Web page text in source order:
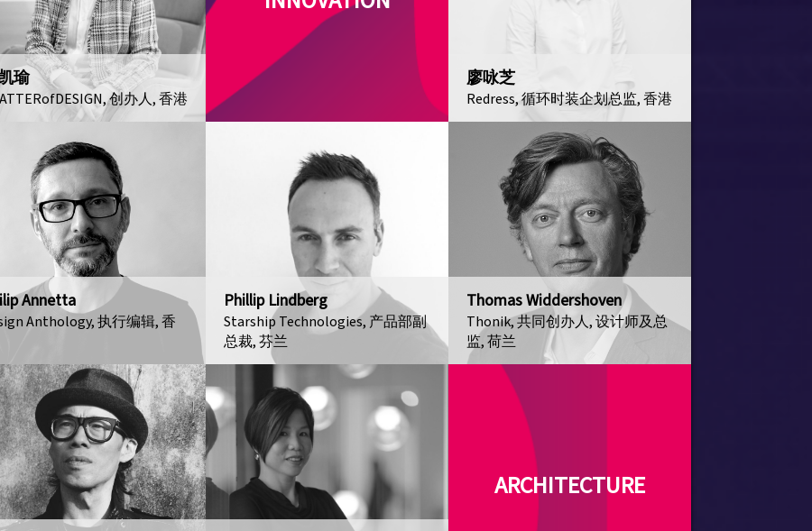
瑜
创办人, 香港
廖咏芝
Redress, 循环时装企划总监, 香港
Annetta
Anthology, 执行编辑, 香
Phillip Lindberg
Starship Technologies, 产品部副
总裁, 芬兰
Thomas Widdershoven
Thonik, 共同创办人, 设计师及总
监, 荷兰
ARCHITECTURE